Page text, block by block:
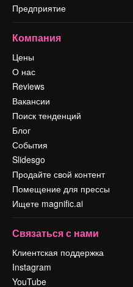
Предприятие
Компания
Цены
О нас
Reviews
Вакансии
Поиск тенденций
Блог
События
Slidesgo
Продайте свой контент
Помещение для прессы
Ищете magnific.ai
Связаться с нами
Клиентская поддержка
Instagram
YouTube